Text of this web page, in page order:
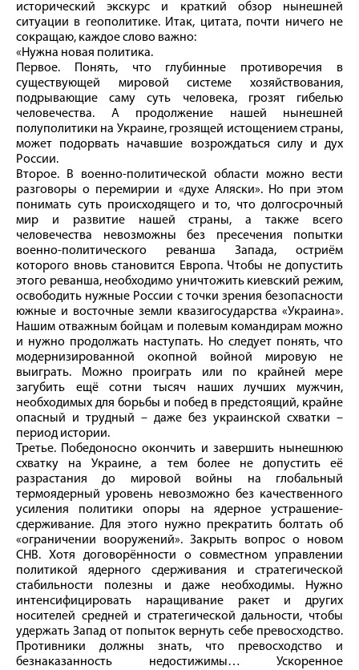
исторический экскурс и краткий обзор нынешней
ситуации в геополитике. Итак, цитата, почти ничего не
сокращаю, каждое слово важно:
«Нужна новая политика.
Первое. Понять, что глубинные противоречия в
существующей мировой системе хозяйствования,
подрывающие саму суть человека, грозят гибелью
человечества. А продолжение нашей нынешней
полуполитики на Украине, грозящей истощением страны,
может подорвать начавшие возрождаться силу и дух
России.
Второе. В военно-политической области можно вести
разговоры о перемирии и «духе Аляски». Но при этом
понимать суть происходящего и то, что долгосрочный
мир и развитие нашей страны, а также всего
человечества невозможны без пресечения попытки
военно-политического реванша Запада, остриём
которого вновь становится Европа. Чтобы не допустить
этого реванша, необходимо уничтожить киевский режим,
освободить нужные России с точки зрения безопасности
южные и восточные земли квазигосударства «Украина».
Нашим отважным бойцам и полевым командирам можно
и нужно продолжать наступать. Но следует понять, что
модернизированной окопной войной мировую не
выиграть. Можно проиграть или по крайней мере
загубить ещё сотни тысяч наших лучших мужчин,
необходимых для борьбы и побед в предстоящий, крайне
опасный и трудный – даже без украинской схватки –
период истории.
Третье. Победоносно окончить и завершить нынешнюю
схватку на Украине, а тем более не допустить её
разрастания до мировой войны на глобальный
термоядерный уровень невозможно без качественного
усиления политики опоры на ядерное устрашение-
сдерживание. Для этого нужно прекратить болтать об
«ограничении вооружений». Закрыть вопрос о новом
СНВ. Хотя договорённости о совместном управлении
политикой ядерного сдерживания и стратегической
стабильности полезны и даже необходимы. Нужно
интенсифицировать наращивание ракет и других
носителей средней и стратегической дальности, чтобы
удержать Запад от попыток вернуть себе превосходство.
Противники должны знать, что превосходство и
безнаказанность недостижимы… Ускоренное